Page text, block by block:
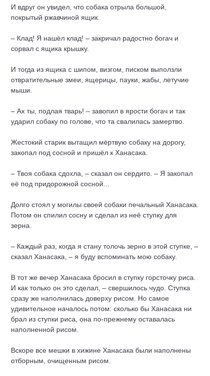
И вдруг он увидел, что собака отрыла большой,
покрытый ржавчиной ящик.
– Клад! Я нашёл клад! – закричал радостно богач и
сорвал с ящика крышку.
И тогда из ящика с шипом, визгом, писком выползли
отвратительные змеи, ящерицы, пауки, жабы, летучие
мыши.
– Ах ты, подлая тварь! – завопил в ярости богач и так
ударил собаку по голове, что та свалилась замертво.
Жестокий старик вытащил мёртвую собаку на дорогу,
закопал под сосной и пришёл к Ханасака.
– Твоя собака сдохла, – сказал он сердито. – Я закопал
её под придорожной сосной...
Долго стоял у могилы своей собаки печальный Ханасака.
Потом он спилил сосну и сделал из неё ступку для
зерна.
– Каждый раз, когда я стану толочь зерно в этой ступке, –
сказал Ханасака, – я буду вспоминать мою собаку.
В тот же вечер Ханасака бросил в ступку горсточку риса.
И как только он это сделал, – свершилось чудо. Ступка
сразу же наполнилась доверху рисом. Но самое
удивительное началось потом: сколько бы Ханасака ни
брал из ступки риса, она по-прежнему оставалась
наполненной рисом.
Вскоре все мешки в хижине Ханасака были наполнены
отборным, очищенным рисом.